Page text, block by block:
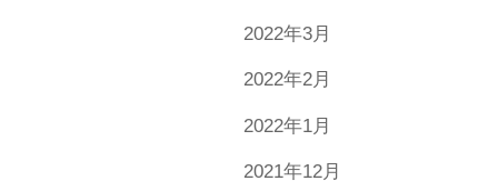
2022年3月
2022年2月
2022年1月
2021年12月